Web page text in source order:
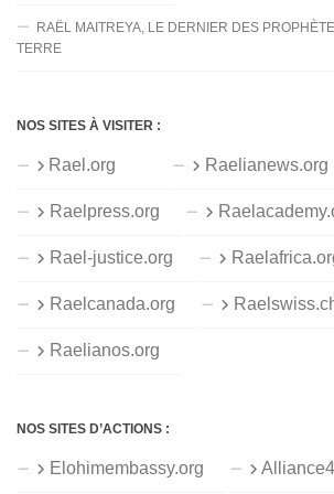
RAËL MAITREYA, LE DERNIER DES
TERRE
NOS SITES À VISITER :
Rael.org
Raelpress.org
Rael-justice.org
Raelcanada.org
Raelianos.org
NOS SITES D’ACTIONS :
Elohimembassy.org